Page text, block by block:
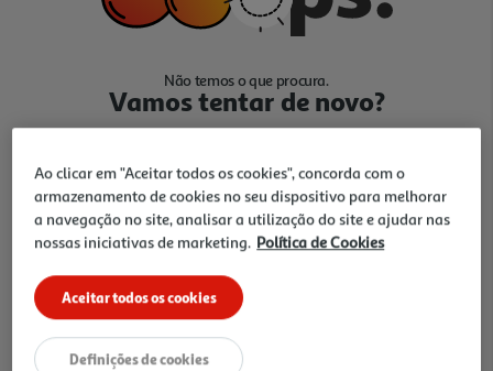
Não temos o que procura.
Vamos tentar de novo?
Ir para Homepage
Folhetos
Ao clicar em "Aceitar todos os cookies", concorda com o
armazenamento de cookies no seu dispositivo para melhorar
a navegação no site, analisar a utilização do site e ajudar nas
nossas iniciativas de marketing. Política de Cookies
Aceitar todos os cookies
Definições de cookies